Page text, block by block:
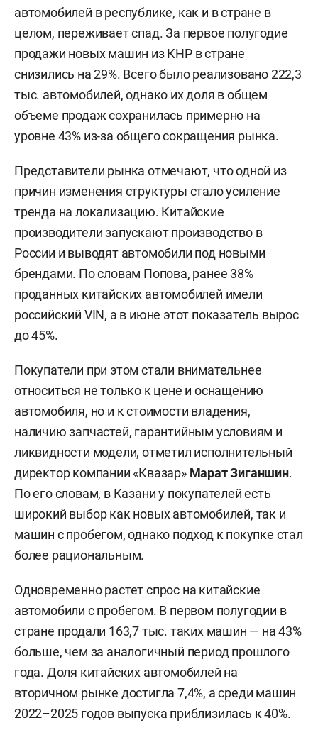
автомобилей в республике, как и в стране в
целом, переживает спад. За первое полугодие
продажи новых машин из КНР в стране
снизились на 29%. Всего было реализовано 222,3
тыс. автомобилей, однако их доля в общем
объеме продаж сохранилась примерно на
уровне 43% из-за общего сокращения рынка.
Представители рынка отмечают, что одной из
причин изменения структуры стало усиление
тренда на локализацию. Китайские
производители запускают производство в
России и выводят автомобили под новыми
брендами. По словам Попова, ранее 38%
проданных китайских автомобилей имели
российский VIN, а в июне этот показатель вырос
до 45%.
Покупатели при этом стали внимательнее
относиться не только к цене и оснащению
автомобиля, но и к стоимости владения,
наличию запчастей, гарантийным условиям и
ликвидности модели, отметил исполнительный
директор компании «Квазар» Марат Зиганшин.
По его словам, в Казани у покупателей есть
широкий выбор как новых автомобилей, так и
машин с пробегом, однако подход к покупке стал
более рациональным.
Одновременно растет спрос на китайские
автомобили с пробегом. В первом полугодии в
стране продали 163,7 тыс. таких машин — на 43%
больше, чем за аналогичный период прошлого
года. Доля китайских автомобилей на
вторичном рынке достигла 7,4%, а среди машин
2022–2025 годов выпуска приблизилась к 40%.